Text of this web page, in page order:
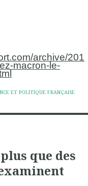
archive/201
macron-le-
ET POLITIQUE FRANÇAISE
que des